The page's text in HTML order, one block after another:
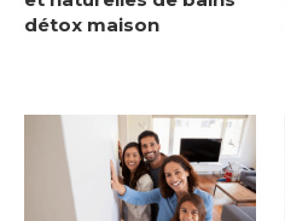
détox maison